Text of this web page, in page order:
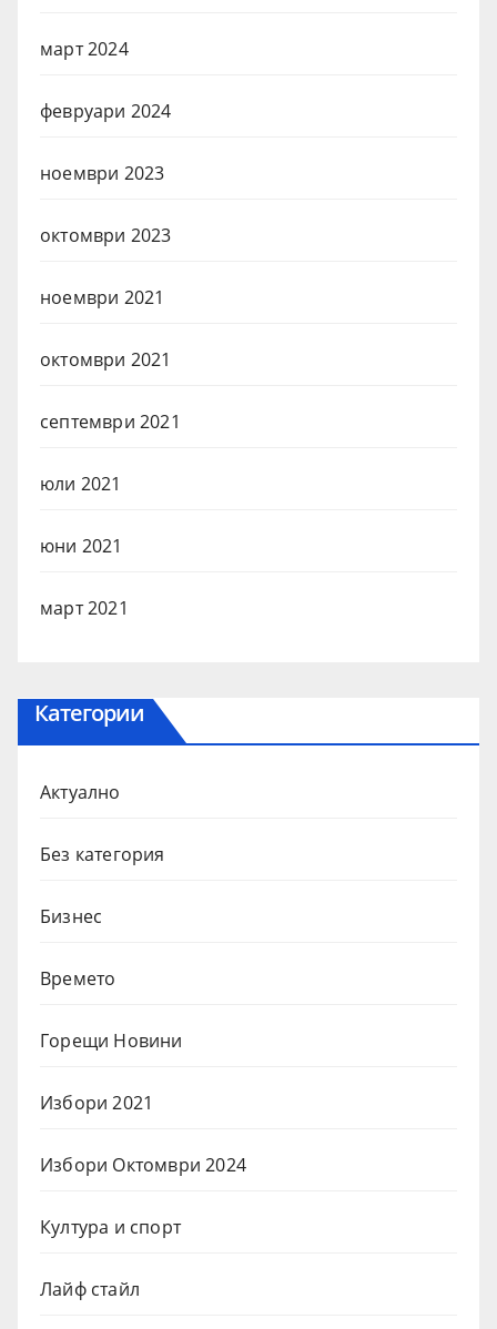
март 2024
февруари 2024
ноември 2023
октомври 2023
ноември 2021
октомври 2021
септември 2021
юли 2021
юни 2021
март 2021
Категории
Актуално
Без категория
Бизнес
Времето
Горещи Новини
Избори 2021
Избори Октомври 2024
Култура и спорт
Лайф стайл